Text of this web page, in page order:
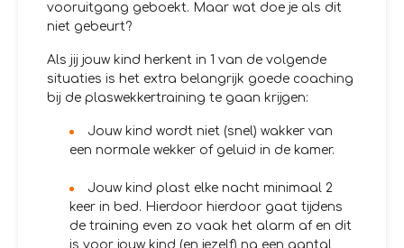
vooruitgang geboekt. Maar wat doe je als dit
niet gebeurt?
Als jij jouw kind herkent in 1 van de volgende
situaties is het extra belangrijk goede coaching
bij de plaswekkertraining te gaan krijgen:
Jouw kind wordt niet (snel) wakker van
een normale wekker of geluid in de kamer.
Jouw kind plast elke nacht minimaal 2
keer in bed. Hierdoor hierdoor gaat tijdens
de training even zo vaak het alarm af en dit
is voor jouw kind (en jezelf) na een aantal